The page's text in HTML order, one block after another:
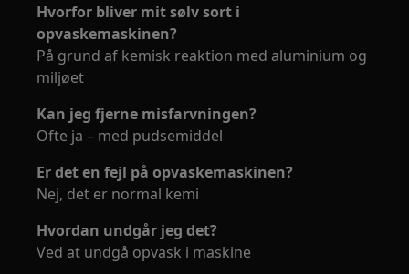
Hvorfor bliver mit sølv sort i
opvaskemaskinen?
På grund af kemisk reaktion med aluminium og
miljøet
Kan jeg fjerne misfarvningen?
Ofte ja – med pudsemiddel
Er det en fejl på opvaskemaskinen?
Nej, det er normal kemi
Hvordan undgår jeg det?
Ved at undgå opvask i maskine